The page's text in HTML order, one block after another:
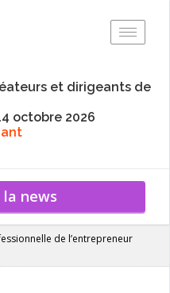
et dirigeants de
octobre 2026
la news
de l’entrepreneur